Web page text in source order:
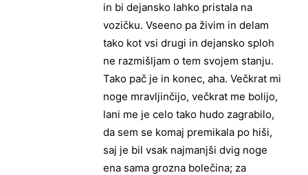
in bi dejansko lahko pristala na
vozičku. Vseeno pa živim in delam
tako kot vsi drugi in dejansko sploh
ne razmišljam o tem svojem stanju.
Tako pač je in konec, aha. Večkrat mi
noge mravljinčijo, večkrat me bolijo,
lani me je celo tako hudo zagrabilo,
da sem se komaj premikala po hiši,
saj je bil vsak najmanjši dvig noge
ena sama grozna bolečina; za